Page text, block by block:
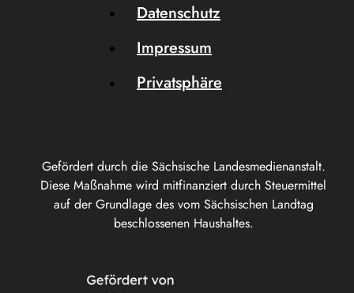
Gefördert durch die Sächsische Landesmedienanstalt.
Diese Maßnahme wird mitfinanziert durch Steuermittel
auf der Grundlage des vom Sächsischen Landtag
beschlossenen Haushaltes.
Datenschutz
Impressum
Privatsphäre